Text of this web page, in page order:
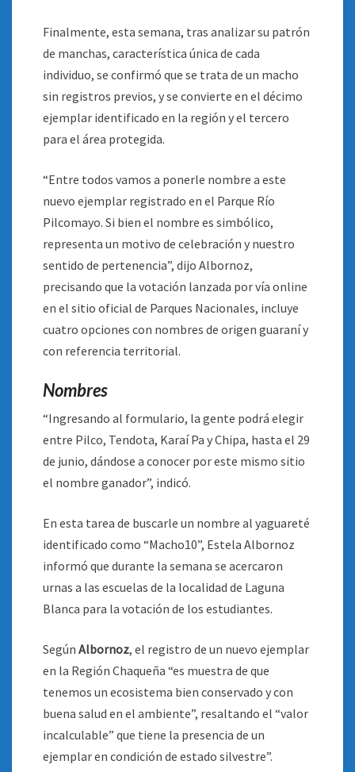
Finalmente, esta semana, tras analizar su patrón
de manchas, característica única de cada
individuo, se confirmó que se trata de un macho
sin registros previos, y se convierte en el décimo
ejemplar identificado en la región y el tercero
para el área protegida.
“Entre todos vamos a ponerle nombre a este
nuevo ejemplar registrado en el Parque Río
Pilcomayo. Si bien el nombre es simbólico,
representa un motivo de celebración y nuestro
sentido de pertenencia”, dijo Albornoz,
precisando que la votación lanzada por vía online
en el sitio oficial de Parques Nacionales, incluye
cuatro opciones con nombres de origen guaraní y
con referencia territorial.
Nombres
“Ingresando al formulario, la gente podrá elegir
entre Pilco, Tendota, Karaí Pa y Chipa, hasta el 29
de junio, dándose a conocer por este mismo sitio
el nombre ganador”, indicó.
En esta tarea de buscarle un nombre al yaguareté
identificado como “Macho10”, Estela Albornoz
informó que durante la semana se acercaron
urnas a las escuelas de la localidad de Laguna
Blanca para la votación de los estudiantes.
Según Albornoz, el registro de un nuevo ejemplar
en la Región Chaqueña “es muestra de que
tenemos un ecosistema bien conservado y con
buena salud en el ambiente”, resaltando el “valor
incalculable” que tiene la presencia de un
ejemplar en condición de estado silvestre”.